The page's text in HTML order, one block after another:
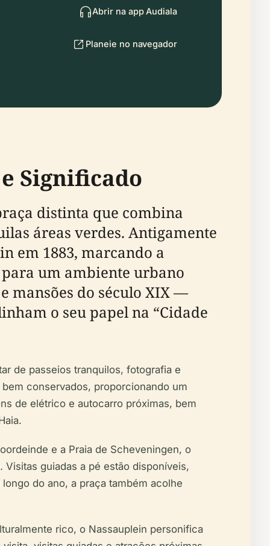
Abrir na app Audiala
Planeie no navegador
Significado
distinta que combina
áreas verdes. Antigamente
em 1883, marcando a
um ambiente urbano
mansões do século XIX —
o seu papel na “Cidade
de passeios tranquilos, fotografia e
conservados, proporcionando um
de elétrico e autocarro próximas, bem
e a Praia de Scheveningen, o
guiadas a pé estão disponíveis,
do ano, a praça também acolhe
rico, o Nassauplein personifica